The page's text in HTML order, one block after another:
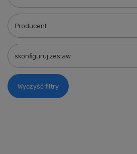
Producent
skonfiguruj zestaw
Wyczyść filtry